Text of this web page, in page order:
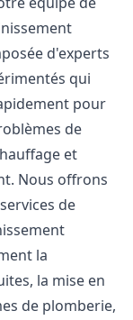
d'experts
qui
pour
de
et
Nous offrons
de
la
la mise en
de plomberie,